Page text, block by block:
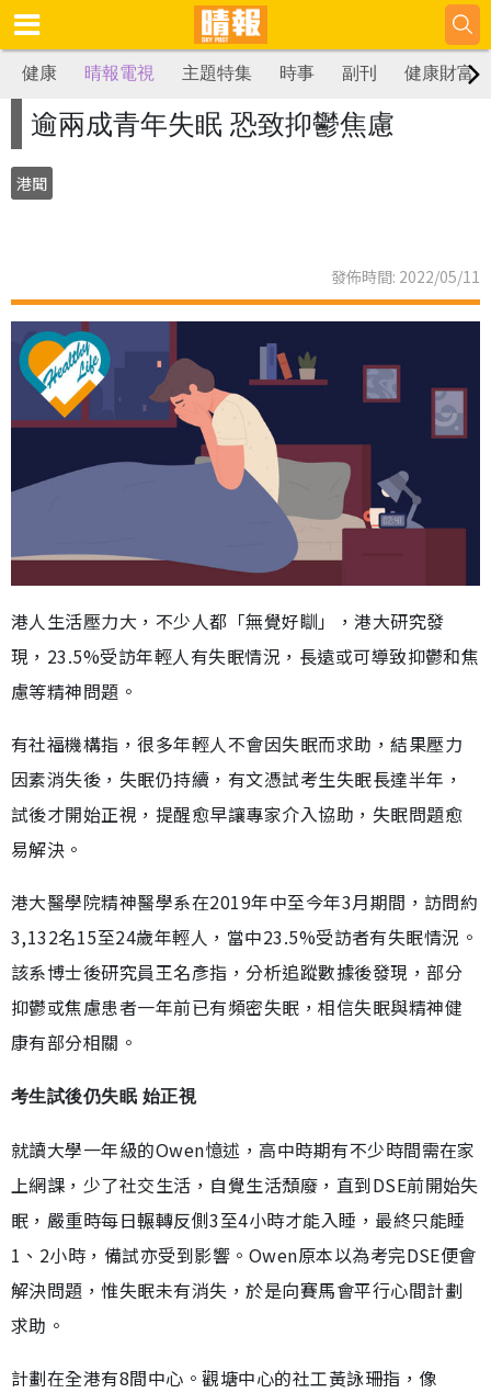
健康 晴報電視 主題特集 時事 副刊 健康財富
逾兩成青年失眠 恐致抑鬱焦慮
港聞
發佈時間: 2022/05/11
港人生活壓力大，不少人都「無覺好瞓」，港大研究發
現，23.5%受訪年輕人有失眠情況，長遠或可導致抑鬱和焦
慮等精神問題。
有社福機構指，很多年輕人不會因失眠而求助，結果壓力
因素消失後，失眠仍持續，有文憑試考生失眠長達半年，
試後才開始正視，提醒愈早讓專家介入協助，失眠問題愈
易解決。
港大醫學院精神醫學系在2019年中至今年3月期間，訪問約
3,132名15至24歲年輕人，當中23.5%受訪者有失眠情況。
該系博士後研究員王名彥指，分析追蹤數據後發現，部分
抑鬱或焦慮患者一年前已有頻密失眠，相信失眠與精神健
康有部分相關。
考生試後仍失眠 始正視
就讀大學一年級的Owen憶述，高中時期有不少時間需在家
上網課，少了社交生活，自覺生活頹廢，直到DSE前開始失
眠，嚴重時每日輾轉反側3至4小時才能入睡，最終只能睡
1、2小時，備試亦受到影響。Owen原本以為考完DSE便會
解決問題，惟失眠未有消失，於是向賽馬會平行心間計劃
求助。
計劃在全港有8間中心。觀塘中心的社工黃詠珊指，像